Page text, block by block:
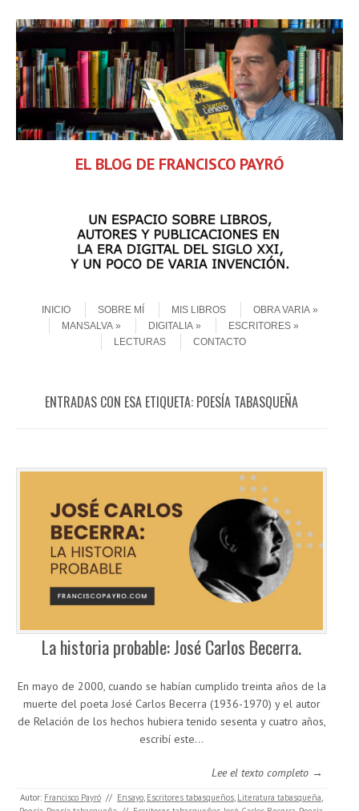
EL BLOG DE FRANCISCO PAYRÓ
MenuINICIO
SOBRE MÍ MIS LIBROS
OBRA VARIA
MANSALVA
DIGITALIA
ESCRITORES
LECTURAS
CONTACTO
ENTRADAS CON ESA ETIQUETA: POESÍA TABASQUEÑA
La historia probable: José Carlos Becerra.
En mayo de 2000, cuando se habían cumplido treinta años de la
muerte del poeta José Carlos Becerra (1936-1970) y el autor
de Relación de los hechos hubiera tenido sesenta y cuatro años,
escribí este…
Lee el texto completo →
Autor: Francisco Payró // Ensayo Escritores tabasqueños Literatura tabasqueña